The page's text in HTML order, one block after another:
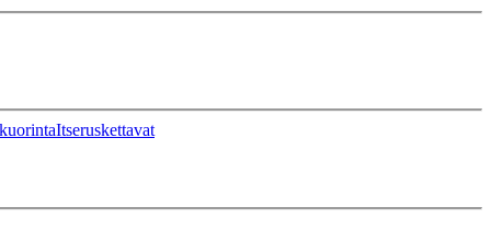
Itseruskettavat